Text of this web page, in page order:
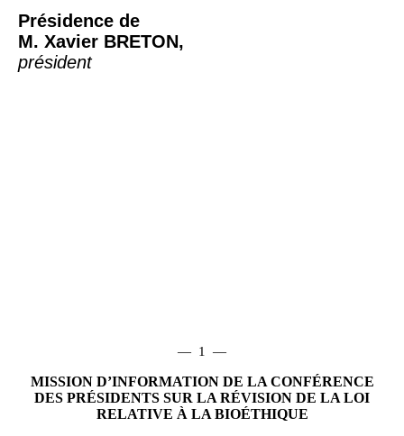
Présidence de
M. Xavier BRETON,
président
— 1 —
MISSION D’INFORMATION DE LA CONFÉRENCE
DES PRÉSIDENTS SUR LA RÉVISION DE LA LOI
RELATIVE À LA BIOÉTHIQUE